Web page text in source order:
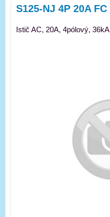
S125-NJ 4P 20A FC
Istič AC, 20A, 4pólový,